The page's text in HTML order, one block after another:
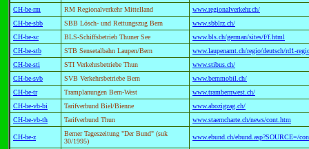
CH-be-rm RM Regionalverkehr Mittelland
www.regionalverkehr.ch/
CH-be-sbb
SBB Lösch- und Rettungszug Bern
www.sbblrz.ch/
CH-be-sc
BLS-Schiffsbetrieb Thuner See
www.bls.ch/german/sites/f/f.html
CH-be-stb
STB Sensetalbahn Laupen/Bern
www.laupenamt.ch/regio/deutsch/rd1-
CH-be-sti
STI Verkehrsbetriebe Thun
www.stibus.ch/
CH-be-svb
SVB Verkehrsbetriebe Bern
www.bernmobil.ch/
CH-be-tr
Tramplanungen Bern-West
www.trambernwest.ch/
CH-be-vb-bi
Tarifverbund Biel/Bienne
www.abozigzag.ch/
CH-be-vb-th
Tarifverbund Thun www.staerncharte.ch/news/cont.htm
CH-be-z
Berner Tageszeitung "Der Bund" (suk
30/1995)
www.ebund.ch/ebund.asp?SOURCE=/